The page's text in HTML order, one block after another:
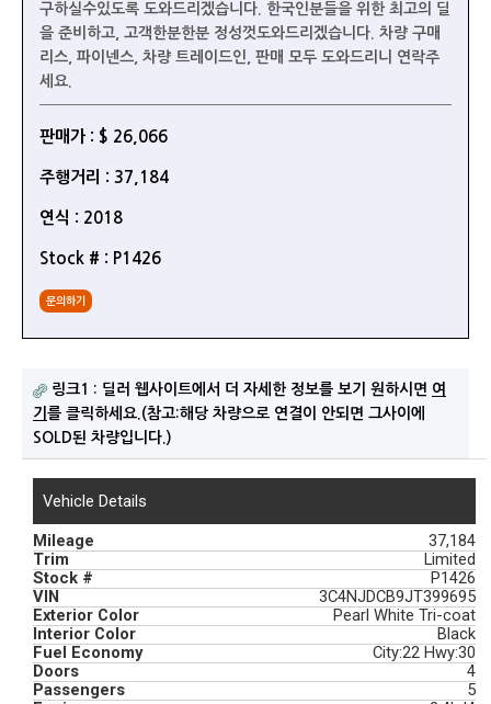
구하실수있도록 도와드리겠습니다. 한국인분들을 위한 최고의 딜
을 준비하고, 고객한분한분 정성껏도와드리겠습니다. 차량 구매
리스, 파이넨스, 차량 트레이드인, 판매 모두 도와드리니 연락주
세요.
판매가 : $ 26,066
주행거리 : 37,184
연식 : 2018
Stock # : P1426
문의하기
링크1 : 딜러 웹사이트에서 더 자세한 정보를 보기 원하시면 여
기 를 클릭하세요.(참고:해당 차량으로 연결이 안되면 그사이에
SOLD된 차량입니다.)
Vehicle Details
Mileage
37,184
Trim
Limited
Stock #
P1426
VIN
3C4NJDCB9JT399695
Exterior Color
Pearl White Tri-coat
Interior Color
Black
Fuel Economy
City:22 Hwy:30
Doors
4
Passengers
5